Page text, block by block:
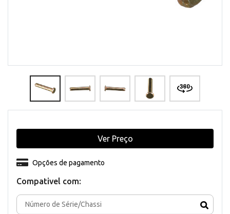
Compativel com:
Opções de pagamento
Ver Preço